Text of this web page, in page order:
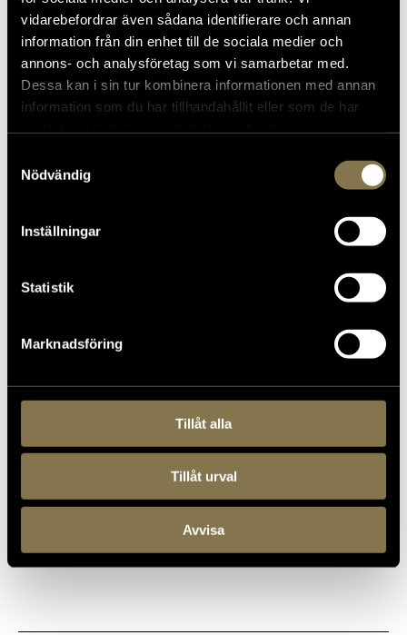
vidarebefordrar även sådana identifierare och annan
information från din enhet till de sociala medier och
annons- och analysföretag som vi samarbetar med.
Dessa kan i sin tur kombinera informationen med annan
information som du har tillhandahållit eller som de har
Nödvändig
Inställningar
Statistik
Marknadsföring
Tillåt alla
Tillåt urval
Avvisa
Scenografi/Kostym: Benita Bergfeldt-Löfgren
Biljetter viaTicketmaster eller en timme före
föreställningen i Livrustkammarens entré
MedelupplösningOriginalupplösning